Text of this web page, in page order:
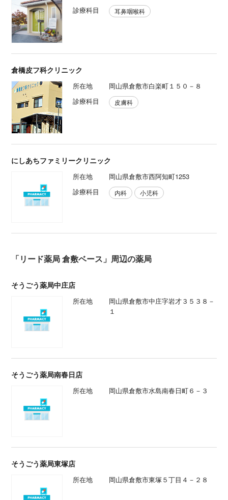
診療科目
耳鼻咽喉科
倉橋皮フ科クリニック
所在地
岡山県倉敷市白楽町１５０－８
診療科目
皮膚科
にしあちファミリークリニック
所在地
岡山県倉敷市西阿知町1253
診療科目
内科 小児科
「リード薬局 倉敷ベース」周辺の薬局
そうごう薬局中庄店
所在地
岡山県倉敷市中庄字岩才３５３８－
１
そうごう薬局南春日店
所在地 岡山県倉敷市水島南春日町６－３
そうごう薬局東塚店
所在地 岡山県倉敷市東塚５丁目４－２８